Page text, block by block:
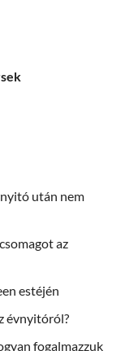
után nem
az
estéjén
évnyitóról?
fogalmazzuk